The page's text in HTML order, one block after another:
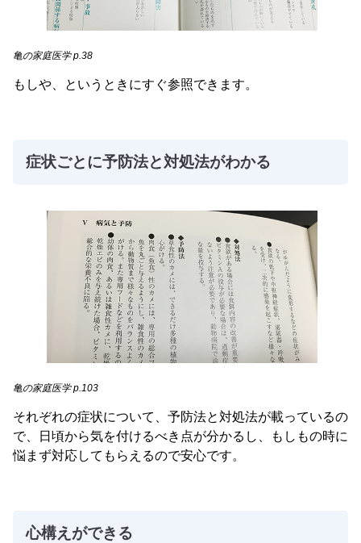
亀の家庭医学 p.38
もしや、というときにすぐ参照できます。
症状ごとに予防法と対処法がわかる
亀の家庭医学 p.103
それぞれの症状について、予防法と対処法が載っているの
で、日頃から気を付けるべき点が分かるし、もしもの時に
悩まず対応してもらえるので安心です。
心構えができる